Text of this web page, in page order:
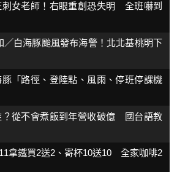
刺女老師！右眼重創恐失明 全班嚇到
／白海豚颱風發布海警！北北基桃明下
「路徑、登陸點、風雨、停班停課機
？從不會煮飯到年營收破億 國台語教
拿鐵買2送2、寄杯10送10 全家咖啡2